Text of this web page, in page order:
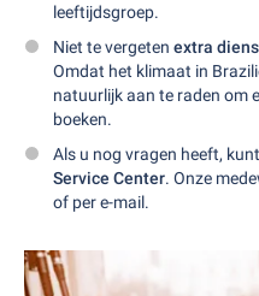
leeftijdsgroep.
Niet te vergeten extra
Omdat het klimaat in
natuurlijk aan te raden om
boeken.
Als u nog vragen heeft,
Service Center. Onze
of per e-mail.